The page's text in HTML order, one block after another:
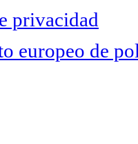
privacidad
europeo de